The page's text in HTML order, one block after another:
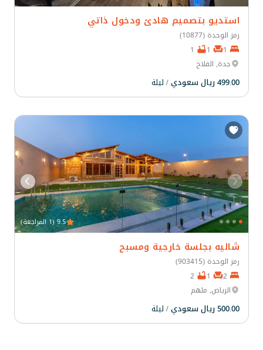
استديو بتصميم هادئ ودخول ذاتي
رمز الوحدة (10877)
جدة, الفلاح
499.00 ريال سعودي / ليلة
9.5 (1 المراجعة)
شاليه بجلسة خارجية ومسبح
رمز الوحدة (903415)
الرياض, ملهم
500.00 ريال سعودي / ليلة